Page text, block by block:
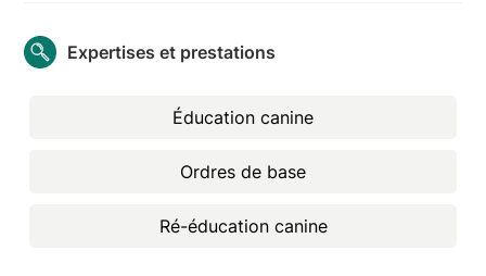
Expertises et prestations
Éducation canine
Ordres de base
Ré-éducation canine